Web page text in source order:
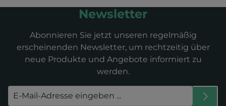
Newsletter
Abonnieren Sie jetzt unseren regelmäßig
erscheinenden Newsletter, um rechtzeitig über
neue Produkte und Angebote informiert zu
werden.